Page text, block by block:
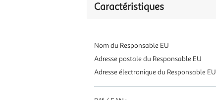
Caractéristiques
Nom du Responsable EU
Adresse postale du Responsable EU
Adresse électronique du Responsable EU